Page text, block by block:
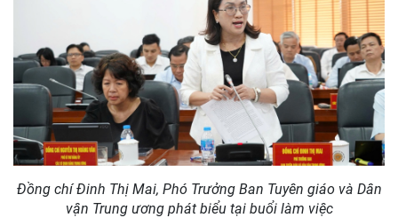
Đồng chí Nguyễn Kim Sơn, Phó Trưởng Ban Chính sách,
Chiến lược Trung ương phát biểu tại buổi làm việc